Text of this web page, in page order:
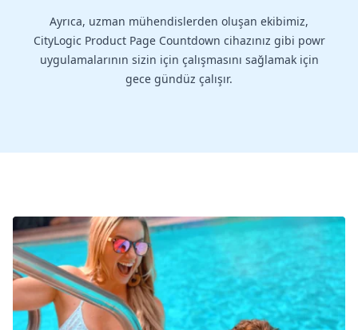
Ayrıca, uzman mühendislerden oluşan ekibimiz,
CityLogic Product Page Countdown cihazınız gibi powr
uygulamalarının sizin için çalışmasını sağlamak için
gece gündüz çalışır.